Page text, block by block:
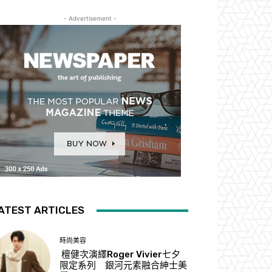
- Advertisement -
ARTICLES
時尚美容
檀健次演繹Roger Vivier七夕
限定系列 銀河元素融合紳士美